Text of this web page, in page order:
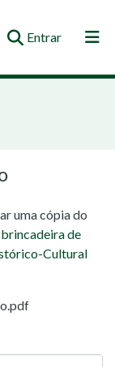
Entrar(current)
uma cópia do
de
Cultural